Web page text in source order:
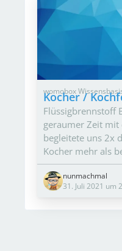
womobox
Kocher /
Flüssigbrennstoff
geraumer Zeit
begleitete uns 2x
Kocher mehr als
nunmachmal
31. Juli 2021 um